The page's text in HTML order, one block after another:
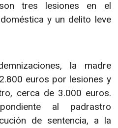
tres lesiones en el
y un delito leve
la madre
euros por lesiones y
cerca de 3.000 euros.
al padrastro
de sentencia, a la